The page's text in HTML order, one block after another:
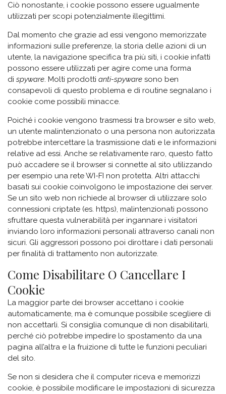
Ciò nonostante, i cookie possono essere ugualmente
utilizzati per scopi potenzialmente illegittimi.
Dal momento che grazie ad essi vengono memorizzate
informazioni sulle preferenze, la storia delle azioni di un
utente, la navigazione specifica tra più siti, i cookie infatti
possono essere utilizzati per agire come una forma
di spyware. Molti prodotti anti-spyware sono ben
consapevoli di questo problema e di routine segnalano i
cookie come possibili minacce.
Poiché i cookie vengono trasmessi tra browser e sito web,
un utente malintenzionato o una persona non autorizzata
potrebbe intercettare la trasmissione dati e le informazioni
relative ad essi. Anche se relativamente raro, questo fatto
può accadere se il browser si connette al sito utilizzando
per esempio una rete WI-FI non protetta. Altri attacchi
basati sui cookie coinvolgono le impostazione dei server.
Se un sito web non richiede al browser di utilizzare solo
connessioni criptate (es. https), malintenzionati possono
sfruttare questa vulnerabilità per ingannare i visitatori
inviando loro informazioni personali attraverso canali non
sicuri. Gli aggressori possono poi dirottare i dati personali
per finalità di trattamento non autorizzate.
Come Disabilitare O Cancellare I
Cookie
La maggior parte dei browser accettano i cookie
automaticamente, ma è comunque possibile scegliere di
non accettarli. Si consiglia comunque di non disabilitarli,
perché ciò potrebbe impedire lo spostamento da una
pagina all’altra e la fruizione di tutte le funzioni peculiari
del sito.
Se non si desidera che il computer riceva e memorizzi
cookie, è possibile modificare le impostazioni di sicurezza